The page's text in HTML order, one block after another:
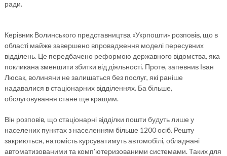
ради.
Керівник Волинського представництва «Укрпошти» розповів, що в
області майже завершено впровадження моделі пересувних
відділень. Це передбачено реформою державного відомства, яка
покликана зменшити збитки від діяльності. Проте, запевнив Іван
Люсак, волиняни не залишаться без послуг, які раніше
надавалися в стаціонарних відділеннях. Ба більше,
обслуговування стане ще кращим.
Він розповів, що стаціонарні відділки пошти будуть лише у
населених пунктах з населенням більше 1200 осіб. Решту
закриються, натомість курсуватимуть автомобілі, обладнані
автоматизованими та комп’ютеризованими системами. Таких для